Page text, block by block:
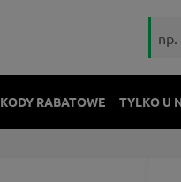
KODY RABATOWE TYLKO U